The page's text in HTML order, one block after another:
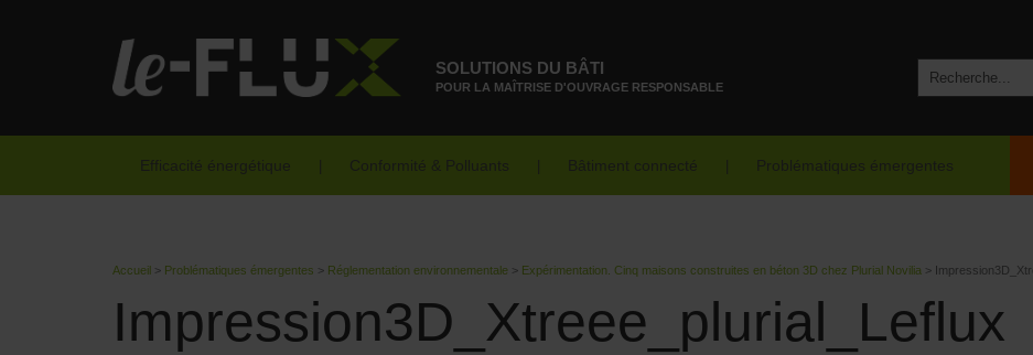
SOLUTIONS DU BÂTI
POUR LA MAÎTRISE D'OUVRAGE RESPONSABLE
Efficacité énergétique Conformité & Polluants Bâtiment connecté Problématiques émergentes
Accueil > Problématiques émergentes > Réglementation environnementale > Expérimentation. Cinq maisons construites en béton 3D chez Plurial Novilia >
Impression3D_Xtreee_plurial_Leflux